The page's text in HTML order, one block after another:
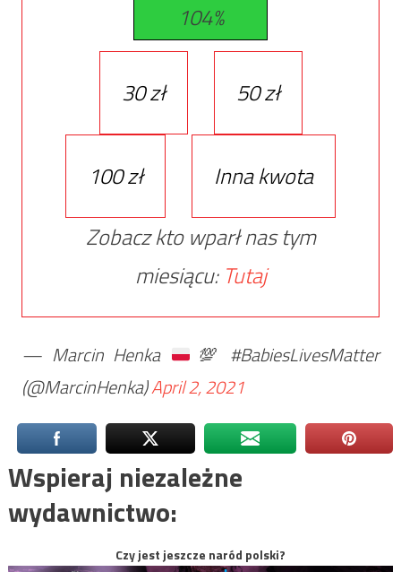
104%
30 zł 50 zł
100 zł
Inna kwota
Zobacz kto wparł nas tym
miesiącu: Tutaj
— Marcin Henka 💯 #BabiesLivesMatter
(@MarcinHenka)April 2, 2021
Wspieraj niezależne
wydawnictwo:
Czy jest jeszcze naród polski?